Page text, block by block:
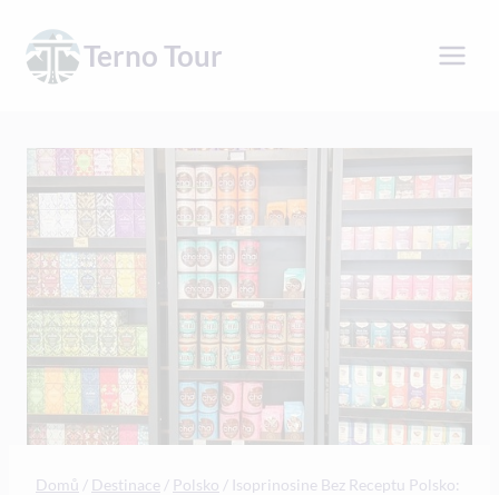
obsah
Terno Tour
Domů / Destinace / Polsko / Isoprinosine Bez Receptu Polsko: